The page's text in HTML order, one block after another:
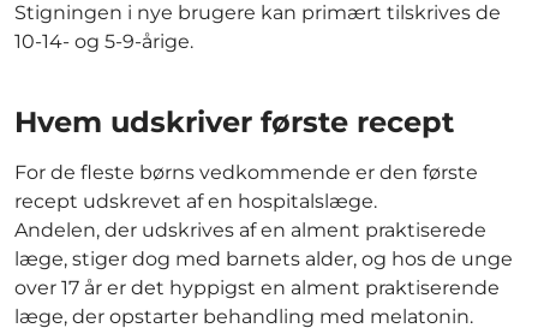
Stigningen i nye brugere kan primært tilskrives de
10-14- og 5-9-årige.
Hvem udskriver første recept
For de fleste børns vedkommende er den første
recept udskrevet af en hospitalslæge.
Andelen, der udskrives af en alment praktiserede
læge, stiger dog med barnets alder, og hos de unge
over 17 år er det hyppigst en alment praktiserende
læge, der opstarter behandling med melatonin.